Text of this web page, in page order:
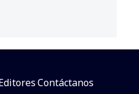
Contáctanos